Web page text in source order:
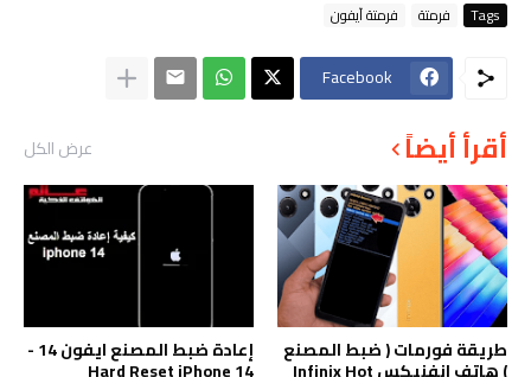
Tags فرمتة فرمتة آيفون
Facebook
أقرأ أيضاً عرض الكل
طريقة فورمات ( ضبط المصنع
) هاتف انفنيكس Infinix Hot
إعادة ضبط المصنع ايفون 14 -
Hard Reset iPhone 14